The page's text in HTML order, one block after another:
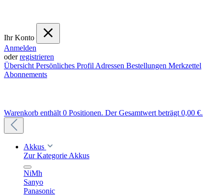
Ihr Konto
Anmelden
oderregistrieren
Übersicht Persönliches Profil Adressen Bestellungen Merkzettel
Abonnements
Warenkorb enthält 0 Positionen. Der Gesamtwert beträgt 0,00 €.
Akkus
Zur Kategorie Akkus
NiMh
Sanyo
Panasonic